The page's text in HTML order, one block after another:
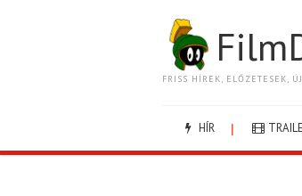
FRISS HÍREK, ELŐZETESEK,
HÍR